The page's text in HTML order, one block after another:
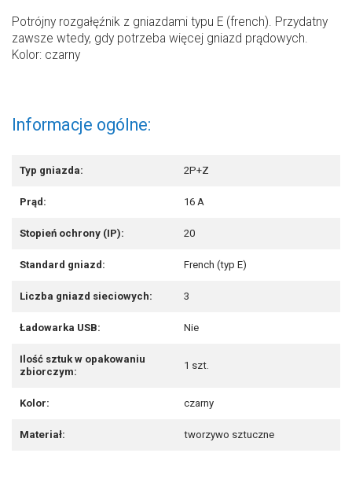
Potrójny rozgałęźnik z gniazdami typu E (french). Przydatny
zawsze wtedy, gdy potrzeba więcej gniazd prądowych.
Kolor: czarny
Informacje ogólne:
Typ gniazda: 2P+Z
Prąd: 16 A
Stopień ochrony (IP): 20
Standard gniazd: French (typ E)
Liczba gniazd sieciowych: 3
Ładowarka USB: Nie
Ilość sztuk w opakowaniu
zbiorczym:
1 szt.
Kolor: czarny
Materiał: tworzywo sztuczne